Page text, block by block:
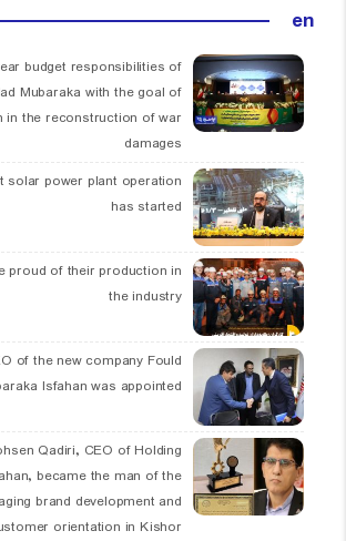
en
budget responsibilities of
Mubaraka with the goal of
in the reconstruction of war
damages
solar power plant operation
has started
proud of their production in
the industry
of the new company Fould
Isfahan was appointed
Qadiri, CEO of Holding
became the man of the
brand development and
orientation in Kishor